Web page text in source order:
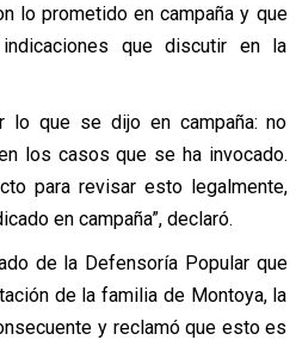
lo prometido en campaña y que
que discutir en la
lo que se dijo en campaña: no
los casos que se ha invocado.
para revisar esto legalmente,
en campaña”, declaró.
de la Defensoría Popular que
de la familia de Montoya, la
y reclamó que esto es